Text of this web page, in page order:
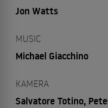
Jon Watts
MUSIC
Michael Giacchino
KAMERA
Salvatore Totino,